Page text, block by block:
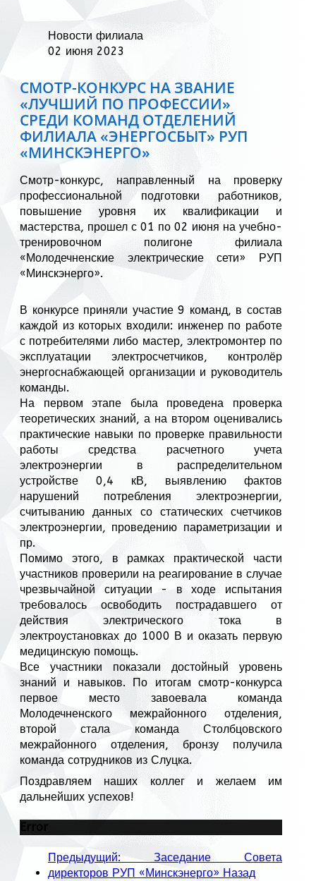
Новости филиала
02 июня 2023
СМОТР-КОНКУРС НА ЗВАНИЕ
«ЛУЧШИЙ ПО ПРОФЕССИИ»
СРЕДИ КОМАНД ОТДЕЛЕНИЙ
ФИЛИАЛА «ЭНЕРГОСБЫТ» РУП
«МИНСКЭНЕРГО»
Смотр-конкурс, направленный на проверку
профессиональной подготовки работников,
повышение уровня их квалификации и
мастерства, прошел с 01 по 02 июня на учебно-
тренировочном полигоне филиала
«Молодечненские электрические сети» РУП
«Минскэнерго».
В конкурсе приняли участие 9 команд, в состав
каждой из которых входили: инженер по работе
с потребителями либо мастер, электромонтер по
эксплуатации электросчетчиков, контролёр
энергоснабжающей организации и руководитель
команды.
На первом этапе была проведена проверка
теоретических знаний, а на втором оценивались
практические навыки по проверке правильности
работы средства расчетного учета
электроэнергии в распределительном
устройстве 0,4 кВ, выявлению фактов
нарушений потребления электроэнергии,
считыванию данных со статических счетчиков
электроэнергии, проведению параметризации и
пр.
Помимо этого, в рамках практической части
участников проверили на реагирование в случае
чрезвычайной ситуации - в ходе испытания
требовалось освободить пострадавшего от
действия электрического тока в
электроустановках до 1000 В и оказать первую
медицинскую помощь.
Все участники показали достойный уровень
знаний и навыков. По итогам смотр-конкурса
первое место завоевала команда
Молодечненского межрайонного отделения,
второй стала команда Столбцовского
межрайонного отделения, бронзу получила
команда сотрудников из Слуцка.
Поздравляем наших коллег и желаем им
дальнейших успехов!
Error
Предыдущий: Заседание Совета
директоров РУП «Минскэнерго» Назад